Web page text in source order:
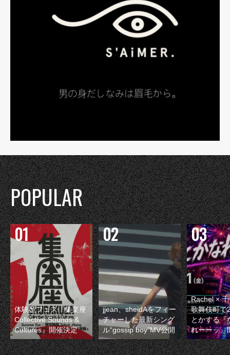
POPULAR
体験型フェス『集楽座
Collective Sounds &
Cultures』開催決定
jjean、sheidAをフィー
チャーした最新シング
ル“gossip boy”MV公開
Rachel ×
歌舞伎町で
とかする『
れーーッ』